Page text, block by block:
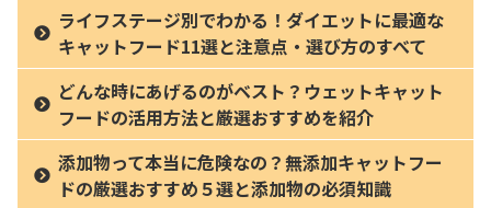
ライフステージ別でわかる！ダイエットに最適な
キャットフード11選と注意点・選び方のすべて
どんな時にあげるのがベスト？ウェットキャット
フードの活用方法と厳選おすすめを紹介
添加物って本当に危険なの？無添加キャットフー
ドの厳選おすすめ５選と添加物の必須知識